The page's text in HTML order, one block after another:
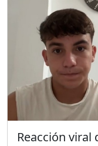
Reacción viral